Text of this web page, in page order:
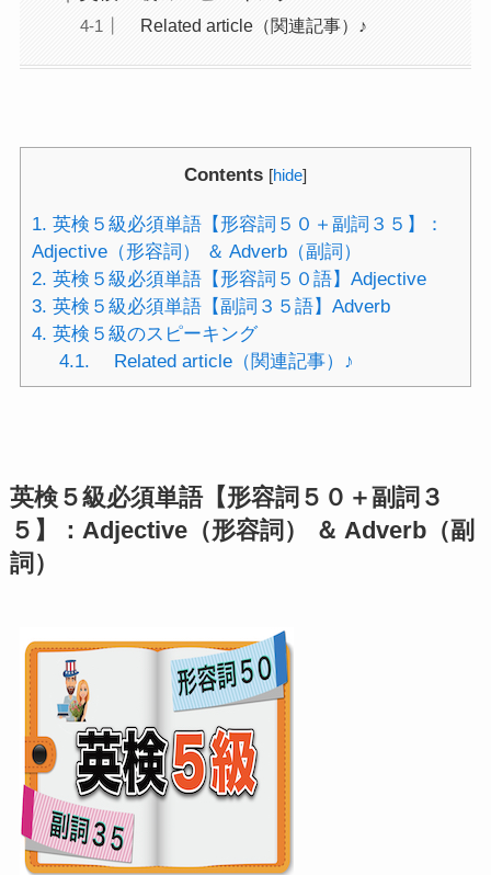
Related article（関連記事）♪
Contents [hide]
1. 英検５級必須単語【形容詞５０＋副詞３５】：
Adjective（形容詞） ＆ Adverb（副詞）
2. 英検５級必須単語【形容詞５０語】Adjective
3. 英検５級必須単語【副詞３５語】Adverb
4. 英検５級のスピーキング
4.1. Related article（関連記事）♪
英検５級必須単語【形容詞５０＋副詞３
５】：Adjective（形容詞） ＆ Adverb（副
詞）